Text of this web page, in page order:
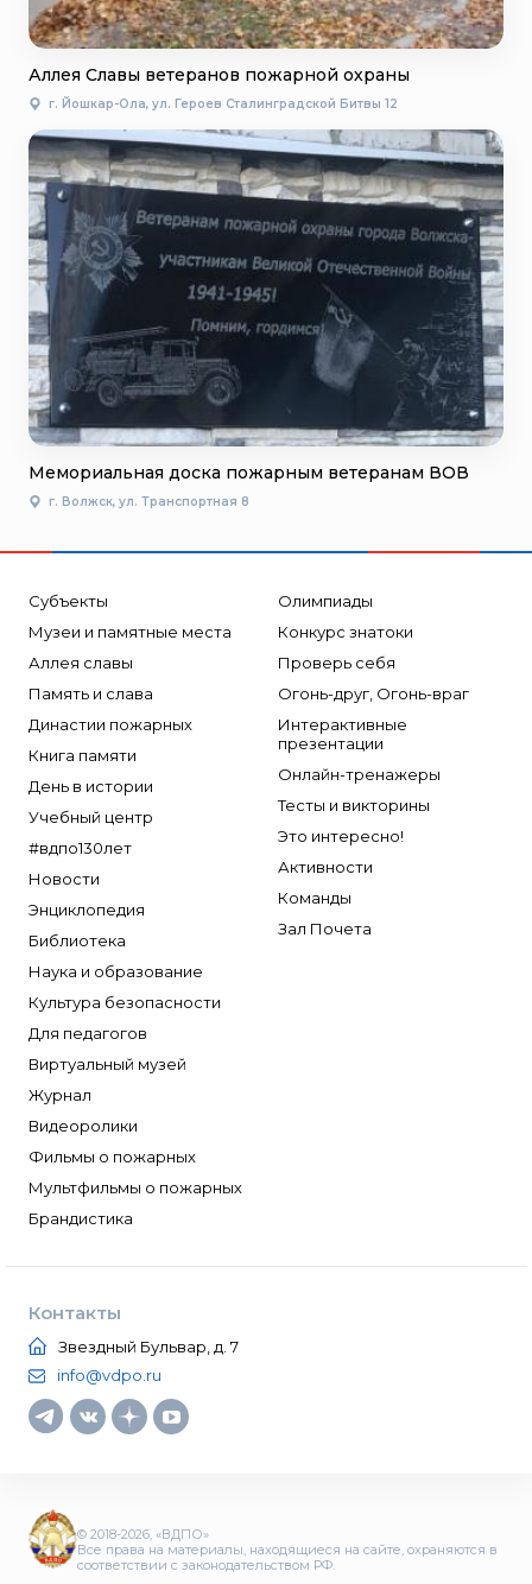
Аллея Славы ветеранов пожарной охраны
г. Йошкар-Ола, ул. Героев Сталинградской Битвы 12
Мемориальная доска пожарным ветеранам ВОВ
г. Волжск, ул. Транспортная 8
Субъекты
Музеи и памятные места
Аллея славы
Память и слава
Династии пожарных
Книга памяти
День в истории
Учебный центр
#вдпо130лет
Новости
Энциклопедия
Библиотека
Наука и образование
Культура безопасности
Для педагогов
Виртуальный музей
Журнал
Видеоролики
Фильмы о пожарных
Мультфильмы о пожарных
Брандистика
Олимпиады
Конкурс знатоки
Проверь себя
Огонь-друг, Огонь-враг
Интерактивные
презентации
Онлайн-тренажеры
Тесты и викторины
Это интересно!
Активности
Команды
Зал Почета
Контакты
Звездный Бульвар, д. 7
info@vdpo.ru
© 2018-2026, «ВДПО»
Все права на материалы, находящиеся на сайте, охраняются в
соответствии с законодательством РФ.